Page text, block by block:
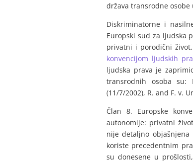
država transrodne
Diskriminatorne i
Europski sud za ljudska
privatni i porodični
konvencijom ljudskih
ljudska prava je
transrodnih osoba su:
(11/7/2002), R. and F. v.
Član 8. Europske
autonomije: privatni
nije detaljno objašnjena
koriste precedentnim
su donesene u